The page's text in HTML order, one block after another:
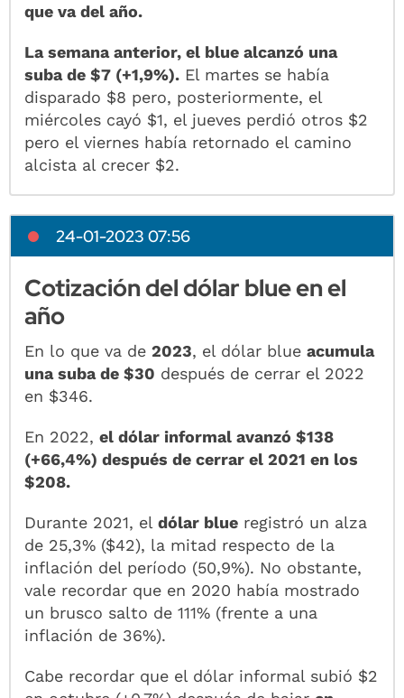
que va del año.
La semana anterior, el blue alcanzó una
suba de $7 (+1,9%). El martes se había
disparado $8 pero, posteriormente, el
miércoles cayó $1, el jueves perdió otros $2
pero el viernes había retornado el camino
alcista al crecer $2.
24-01-2023 07:56
Cotización del dólar blue en el
año
En lo que va de2023, el dólar blueacumula
una suba de $30 después de cerrar el 2022
en $346.
En 2022,el dólar informal avanzó $138
(+66,4%) después de cerrar el 2021 en los
$208.
Durante 2021, eldólar blue registró un alza
de 25,3% ($42), la mitad respecto de la
inflación del período (50,9%). No obstante,
vale recordar que en 2020 había mostrado
un brusco salto de 111% (frente a una
inflación de 36%).
Cabe recordar que el dólar informal subió $2